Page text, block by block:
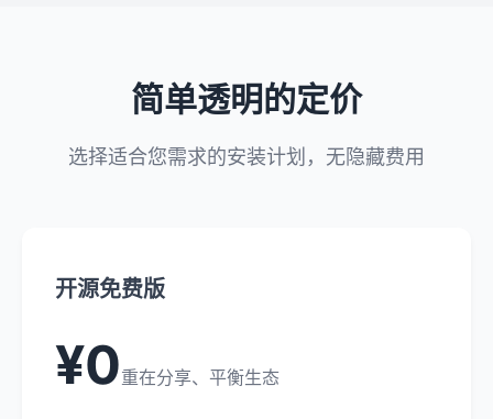
简单透明的定价
选择适合您需求的安装计划，无隐藏费用
开源免费版
¥0重在分享、平衡生态